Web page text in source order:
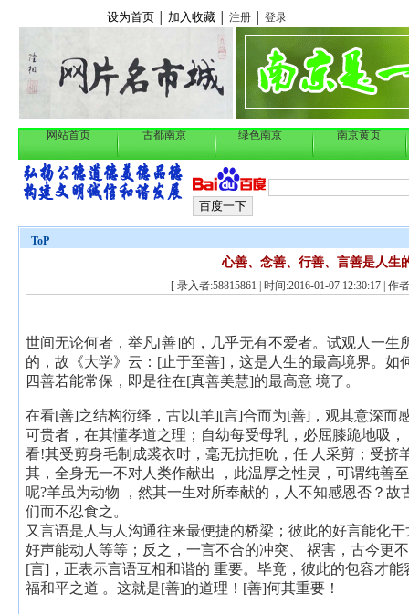
设为首页 加入收藏│ 注册│ 登录
网站首页 古都南京 南京黄页
绿色南京
ToP
心善、念善、行善、言善是人生
[ 录入者:58815861 | 时间:2016-01-07 12:30:17 | 作
世间无论何者，举凡[善]的，几乎无有不爱者。试观人一生
的，故《大学》云：[止于至善]，这是人生的最高境界。如
四善若能常保，即是往在[真善美慧]的最高意 境了。
在看[善]之结构衍绎，古以[羊][言]合而为[善]，观其意深而
可贵者，在其懂孝道之理；自幼每受母乳，必屈膝跪地吸
看!其受剪身毛制成裘衣时，毫无抗拒吮，任 人采剪；受挤
其，全身无一不对人类作献出 ，此温厚之性灵，可谓纯善
呢?羊虽为动物 ，然其一生对所奉献的，人不知感恩否？
们而不忍食之。
又言语是人与人沟通往来最便捷的桥梁；彼此的好言能化
好声能动人等等；反之，一言不合的冲突、 祸害，古今更
[言]，正表示言语互相和谐的 重要。毕竟，彼此的包容才
福和平之道 。这就是[善]的道理！[善]何其重要！